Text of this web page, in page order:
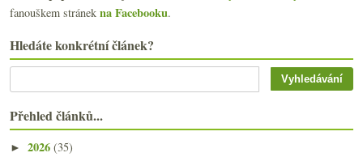
fanouškem stránek na Facebooku.
Hledáte konkrétní článek?
Přehled článků...
► 2026 (35)